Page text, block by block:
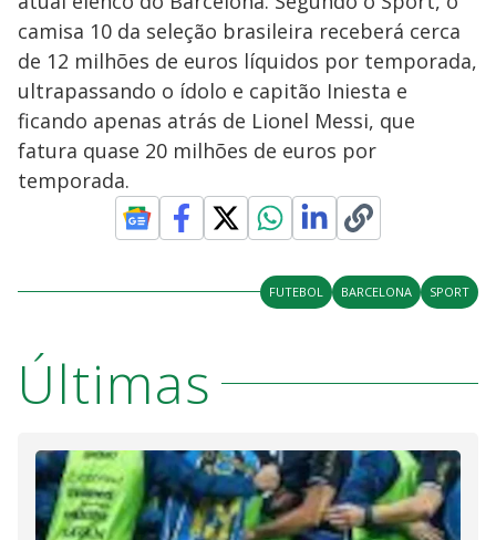
camisa 10 da seleção brasileira receberá cerca
de 12 milhões de euros líquidos por temporada,
ultrapassando o ídolo e capitão Iniesta e
ficando apenas atrás de Lionel Messi, que
fatura quase 20 milhões de euros por
temporada.
FUTEBOL BARCELONA SPORT
Últimas